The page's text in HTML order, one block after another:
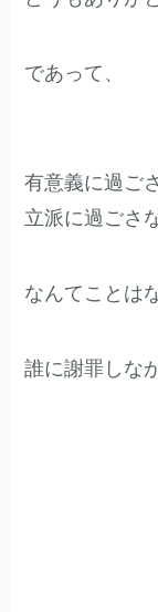
であって、
有意義に過ご
立派に過ごさ
なんてことは
誰に謝罪しな